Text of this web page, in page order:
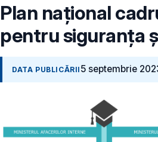
Plan național
pentru siguranța
DATA PUBLICĂRII 5 septembrie